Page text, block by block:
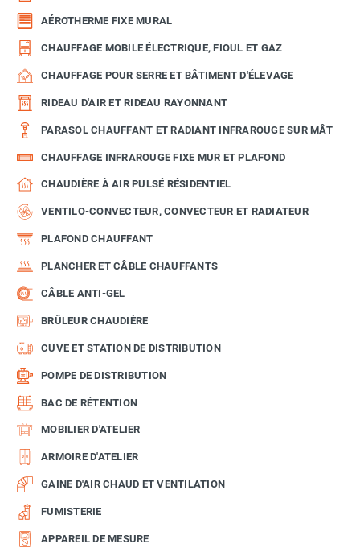
AÉROTHERME FIXE MURAL
CHAUFFAGE MOBILE ÉLECTRIQUE, FIOUL ET GAZ
CHAUFFAGE POUR SERRE ET BÂTIMENT D'ÉLEVAGE
RIDEAU D'AIR ET RIDEAU RAYONNANT
PARASOL CHAUFFANT ET RADIANT INFRAROUGE SUR MÂT
CHAUFFAGE INFRAROUGE FIXE MUR ET PLAFOND
CHAUDIÈRE À AIR PULSÉ RÉSIDENTIEL
VENTILO-CONVECTEUR, CONVECTEUR ET RADIATEUR
PLAFOND CHAUFFANT
PLANCHER ET CÂBLE CHAUFFANTS
CÂBLE ANTI-GEL
BRÛLEUR CHAUDIÈRE
CUVE ET STATION DE DISTRIBUTION
POMPE DE DISTRIBUTION
BAC DE RÉTENTION
MOBILIER D'ATELIER
ARMOIRE D'ATELIER
GAINE D'AIR CHAUD ET VENTILATION
FUMISTERIE
APPAREIL DE MESURE